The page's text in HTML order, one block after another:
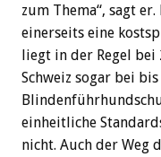
zum Thema“, sagt
einerseits eine
liegt in der Regel bei
Schweiz sogar bei
einheitliche
nicht. Auch der Weg